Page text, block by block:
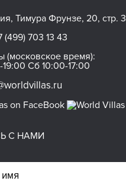
Тимура Фрунзе, 20, стр. 3
(499) 703 13 43
(московское время):
Сб 10:00-17:00
С НАМИ